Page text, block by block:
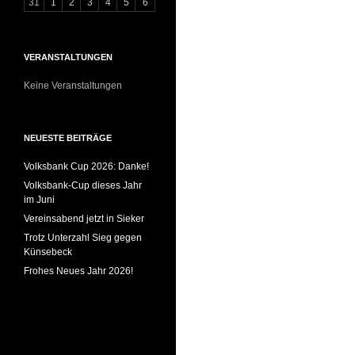
VERANSTALTUNGEN
Keine Veranstaltungen
NEUESTE BEITRÄGE
Volksbank Cup 2026: Danke!
Volksbank-Cup dieses Jahr
im Juni
Vereinsabend jetzt in Sieker
Trotz Unterzahl Sieg gegen
Künsebeck
Frohes Neues Jahr 2026!